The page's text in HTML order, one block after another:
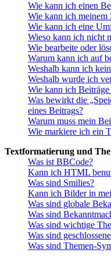
Wie kann ich einen
Wie kann ich meinem
Wie kann ich eine
Wieso kann ich nicht
Wie bearbeite oder
Warum kann ich auf
Weshalb kann ich
Weshalb wurde ich
Wie kann ich
Was bewirkt die
eines Beitrags?
Warum muss mein
Wie markiere ich ein
Textformatierung und
Was ist BBCode?
Kann ich HTML
Was sind Smilies?
Kann ich Bilder in
Was sind globale
Was sind
Was sind wichtige
Was sind
Was sind Themen-